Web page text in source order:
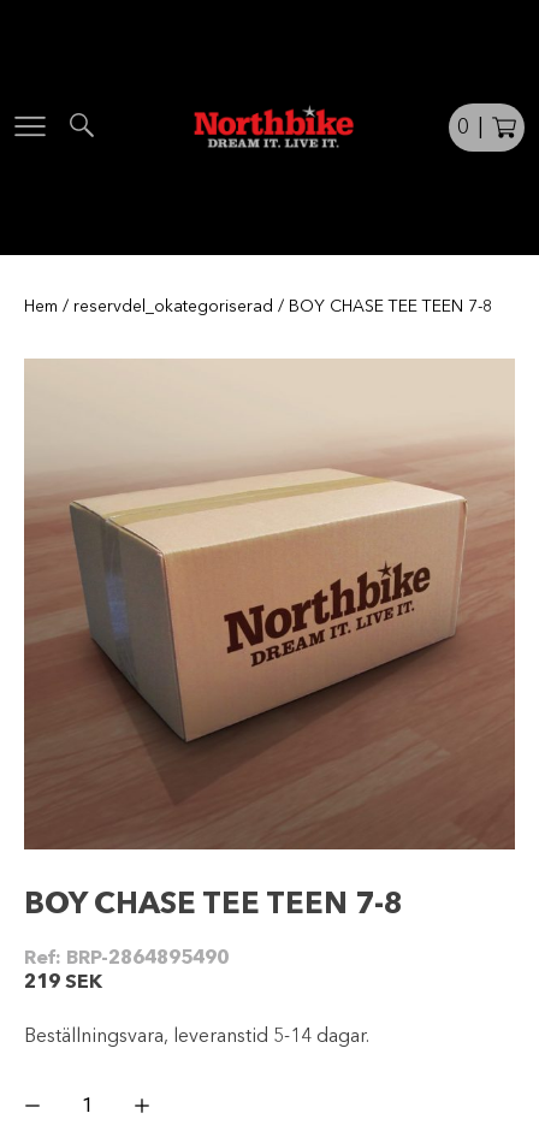
0
Hem / reservdel_okategoriserad / BOY CHASE TEE TEEN 7-8
BOY CHASE TEE TEEN 7-8
Ref: BRP-2864895490
219 SEK
Beställningsvara, leveranstid 5-14 dagar.
CHASE